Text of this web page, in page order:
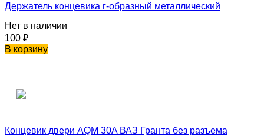
Держатель концевика г-образный металлический
Нет в наличии
100 ₽
В корзину
Концевик двери AQM 30A ВАЗ Гранта без разъема